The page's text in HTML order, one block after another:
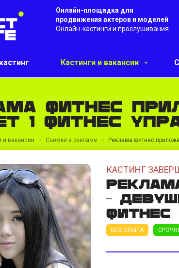
Онлайн-площадка для
продвижения актеров и моделей
Онлайн-кастинги и прослушивания
Кастинги и вакансии
фитнес
1 фитнес
и вакансии Съемки в рекламе Реклама фитнес
КАСТИНГ
-
фитнес
БЕЗ ОПЫТА